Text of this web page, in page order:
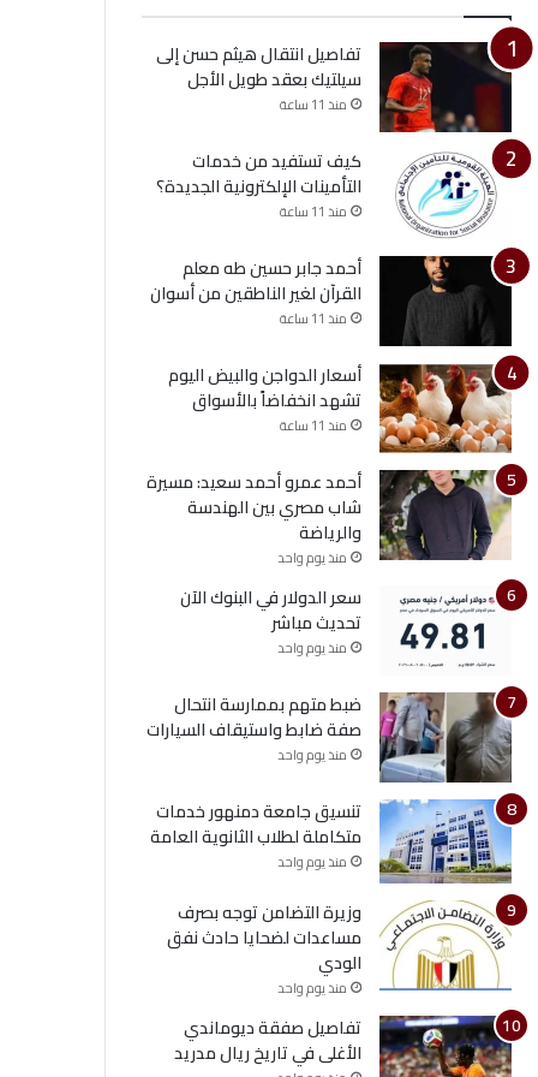
تفاصيل انتقال هيثم حسن إلى
سيلتيك بعقد طويل الأجل
منذ 11 ساعة
كيف تستفيد من خدمات
التأمينات الإلكترونية الجديدة؟
منذ 11 ساعة
أحمد جابر حسين طه معلم
القرآن لغير الناطقين من أسوان
منذ 11 ساعة
أسعار الدواجن والبيض اليوم
تشهد انخفاضاً بالأسواق
منذ 11 ساعة
أحمد عمرو أحمد سعيد: مسيرة
شاب مصري بين الهندسة
والرياضة
منذ يوم واحد
سعر الدولار في البنوك الآن
تحديث مباشر
منذ يوم واحد
ضبط متهم بممارسة انتحال
صفة ضابط واستيقاف السيارات
منذ يوم واحد
تنسيق جامعة دمنهور خدمات
متكاملة لطلاب الثانوية العامة
منذ يوم واحد
وزيرة التضامن توجه بصرف
مساعدات لضحايا حادث نفق
الودي
منذ يوم واحد
تفاصيل صفقة ديوماندي
الأغلى في تاريخ ريال مدريد